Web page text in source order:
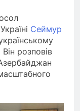
Сеймур
розповів